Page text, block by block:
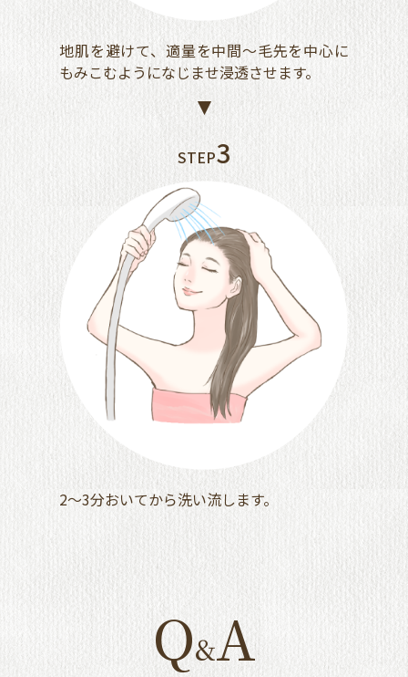
地肌を避けて、適量を中間～毛先を中心に
もみこむようになじませ浸透させます。
STEP3
2～3分おいてから洗い流します。
Q&A